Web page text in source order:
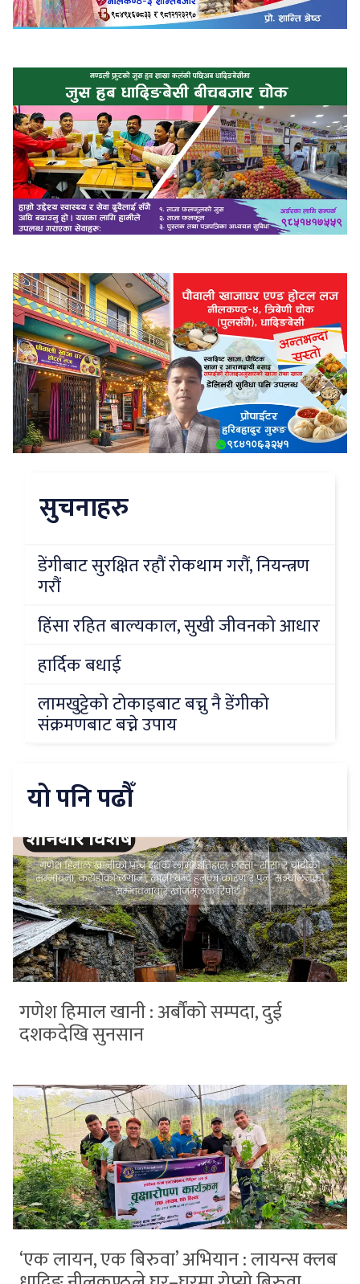
सुचनाहरु
डेंगीबाट सुरक्षित रहौं रोकथाम गरौं, नियन्त्रण
गरौं
हिंसा रहित बाल्यकाल, सुखी जीवनको आधार
हार्दिक बधाई
लामखुट्टेको टोकाइबाट बच्नु नै डेंगीको
संक्रमणबाट बच्ने उपाय
यो पनि पढौँ
गणेश हिमाल खानी : अर्बौंको सम्पदा, दुई
दशकदेखि सुनसान
‘एक लायन, एक बिरुवा’ अभियान : लायन्स क्लब